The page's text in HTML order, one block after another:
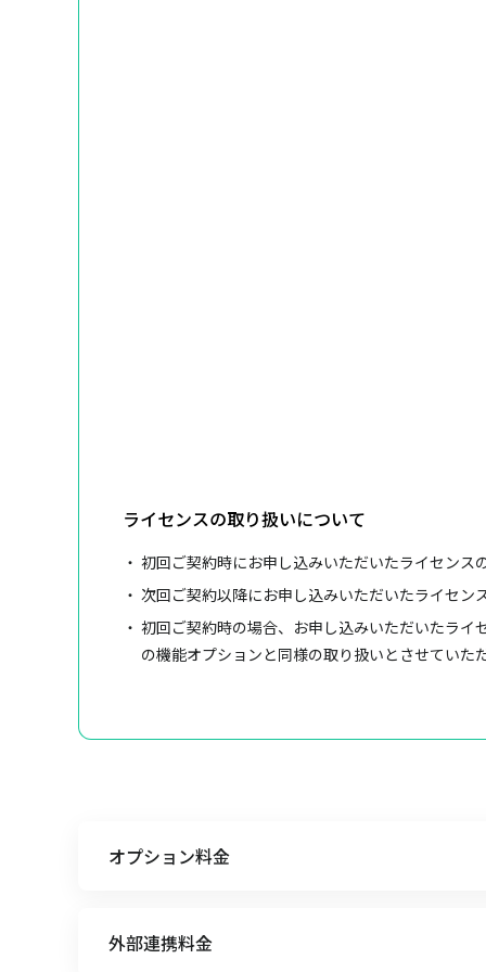
ライセンスの取り扱いについて
初回ご契約時にお申し込みいただいたライセン
次回ご契約以降にお申し込みいただいたライセ
初回ご契約時の場合、お申し込みいただいたラ
の機能オプションと同様の取り扱いとさせてい
オプション料金
外部連携料金